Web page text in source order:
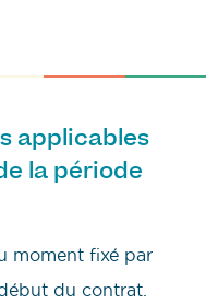
applicables
la période
moment fixé par
du contrat.